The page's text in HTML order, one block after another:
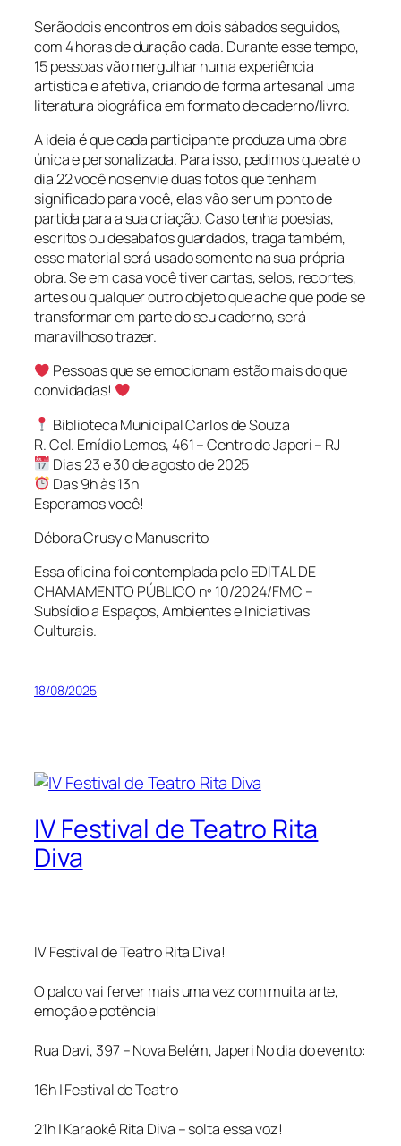
Serão dois encontros em dois sábados seguidos,
com 4 horas de duração cada. Durante esse tempo,
15 pessoas vão mergulhar numa experiência
artística e afetiva, criando de forma artesanal uma
literatura biográfica em formato de caderno/livro.
A ideia é que cada participante produza uma obra
única e personalizada. Para isso, pedimos que até o
dia 22 você nos envie duas fotos que tenham
significado para você, elas vão ser um ponto de
partida para a sua criação. Caso tenha poesias,
escritos ou desabafos guardados, traga também,
esse material será usado somente na sua própria
obra. Se em casa você tiver cartas, selos, recortes,
artes ou qualquer outro objeto que ache que pode se
transformar em parte do seu caderno, será
maravilhoso trazer.
Pessoas que se emocionam estão mais do que
convidadas!
Biblioteca Municipal Carlos de Souza
R. Cel. Emídio Lemos, 461 – Centro de Japeri – RJ
Dias 23 e 30 de agosto de 2025
Das 9h às 13h
Esperamos você!
Débora Crusy e Manuscrito
Essa oficina foi contemplada pelo EDITAL DE
CHAMAMENTO PÚBLICO nº 10/2024/FMC –
Subsídio a Espaços, Ambientes e Iniciativas
Culturais.
18/08/2025
IV Festival de Teatro Rita
Diva
IV Festival de Teatro Rita Diva!
O palco vai ferver mais uma vez com muita arte,
emoção e potência!
Rua Davi, 397 – Nova Belém, Japeri No dia do evento:
16h | Festival de Teatro
21h | Karaokê Rita Diva – solta essa voz!